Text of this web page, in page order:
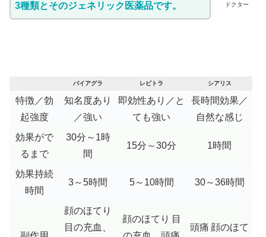
ドクター
3種類とそのジェネリック医薬品です。
バイアグラ レビトラ シアリス
特徴／勃
起強度
知名度あり
／強い
即効性あり／と
ても強い
長時間効果／
自然な感じ
効果がで
るまで
30分～1時
間
15分～30分 1時間
効果持続
時間
3～5時間 5～10時間 30～36時間
顔のほてり
目の充血、
顔のほてり 目
頭痛 顔のほて